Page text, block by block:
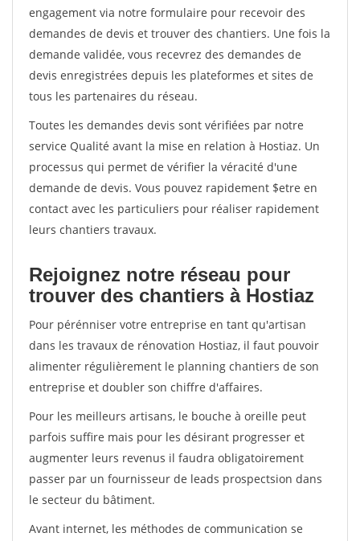
engagement via notre formulaire pour recevoir des
demandes de devis et trouver des chantiers. Une fois la
demande validée, vous recevrez des demandes de
devis enregistrées depuis les plateformes et sites de
tous les partenaires du réseau.
Toutes les demandes devis sont vérifiées par notre
service Qualité avant la mise en relation à Hostiaz. Un
processus qui permet de vérifier la véracité d'une
demande de devis. Vous pouvez rapidement $etre en
contact avec les particuliers pour réaliser rapidement
leurs chantiers travaux.
Rejoignez notre réseau pour
trouver des chantiers à Hostiaz
Pour pérénniser votre entreprise en tant qu'artisan
dans les travaux de rénovation Hostiaz, il faut pouvoir
alimenter régulièrement le planning chantiers de son
entreprise et doubler son chiffre d'affaires.
Pour les meilleurs artisans, le bouche à oreille peut
parfois suffire mais pour les désirant progresser et
augmenter leurs revenus il faudra obligatoirement
passer par un fournisseur de leads prospectsion dans
le secteur du bâtiment.
Avant internet, les méthodes de communication se